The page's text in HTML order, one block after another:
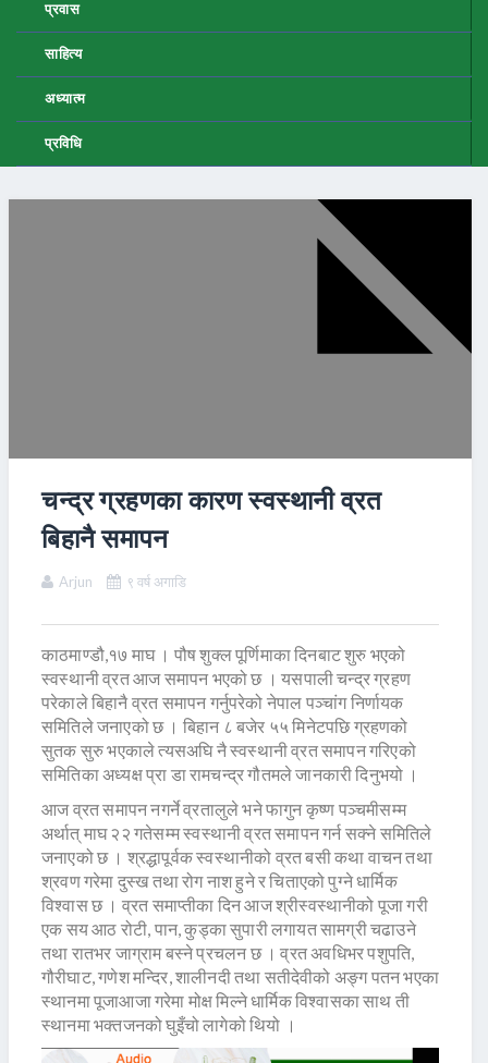
प्रवास
साहित्य
अध्यात्म
प्रविधि
चन्द्र ग्रहणका कारण स्वस्थानी व्रत
बिहानै समापन
Arjun ९ वर्ष अगाडि
काठमाण्डौ,१७ माघ । पौष शुक्ल पूर्णिमाका दिनबाट शुरु भएको
स्वस्थानी व्रत आज समापन भएको छ । यसपाली चन्द्र ग्रहण
परेकाले बिहानै व्रत समापन गर्नुपरेको नेपाल पञ्चांग निर्णायक
समितिले जनाएको छ । बिहान ८ बजेर ५५ मिनेटपछि ग्रहणको
सुतक सुरु भएकाले त्यसअघि नै स्वस्थानी व्रत समापन गरिएको
समितिका अध्यक्ष प्रा डा रामचन्द्र गौतमले जानकारी दिनुभयो ।
आज व्रत समापन नगर्ने व्रतालुले भने फागुन कृष्ण पञ्चमीसम्म
अर्थात् माघ २२ गतेसम्म स्वस्थानी व्रत समापन गर्न सक्ने समितिले
जनाएको छ । श्रद्धापूर्वक स्वस्थानीको व्रत बसी कथा वाचन तथा
श्रवण गरेमा दुस्ख तथा रोग नाश हुने र चिताएको पुग्ने धार्मिक
विश्वास छ । व्रत समाप्तीका दिन आज श्रीस्वस्थानीको पूजा गरी
एक सय आठ रोटी, पान, कुड्का सुपारी लगायत सामग्री चढाउने
तथा रातभर जाग्राम बस्ने प्रचलन छ । व्रत अवधिभर पशुपति,
गौरीघाट, गणेश मन्दिर, शालीनदी तथा सतीदेवीको अङ्ग पतन भएका
स्थानमा पूजाआजा गरेमा मोक्ष मिल्ने धार्मिक विश्वासका साथ ती
स्थानमा भक्तजनको घुइँचो लागेको थियो ।